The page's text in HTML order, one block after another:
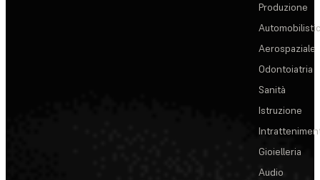
Produzione
Aerospaziale
Odontoiatria
Sanità
Istruzione
Gioielleria
Audio